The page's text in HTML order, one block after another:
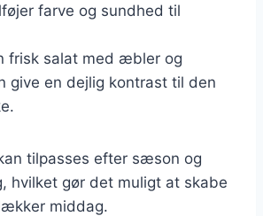
farve og sundhed til
frisk salat med æbler og
give en dejlig kontrast til den
tilpasses efter sæson og
hvilket gør det muligt at skabe
middag.